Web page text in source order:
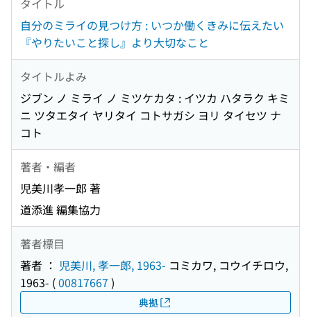
自分のミライの見つけ方 : いつか働くきみに伝えたい
『やりたいこと探し』より大切なこと
タイトルよみ
ジブン ノ ミライ ノ ミツケカタ : イツカ ハタラク キミ
ニ ツタエタイ ヤリタイ コトサガシ ヨリ タイセツ ナ
コト
著者・編者
児美川孝一郎 著
道添進 編集協力
著者標目
著者 ： 児美川, 孝一郎, 1963- コミカワ, コウイチロウ,
1963- (00817667 )
典拠